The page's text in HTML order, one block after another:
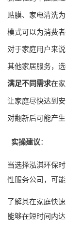
贴膜、家电清洗
模式可以为消费
对于家庭用户来
其他家居服务，
满足不同需求在
让家庭尽快达到
对翻新后可能产
实操建议：
当选择泓淇环保
性服务公司，可
了解其在家庭快
能够在短时间内